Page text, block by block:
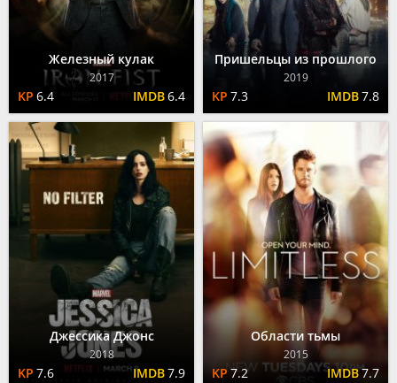
Железный кулак
2017
6.4 6.4
Пришельцы из прошлого
2019
7.3 7.8
Джессика Джонс
2018
7.6 7.9
Области тьмы
2015
7.2 7.7